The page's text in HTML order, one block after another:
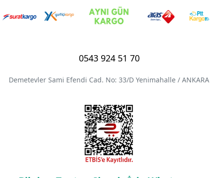
0543 924 51 70
Demetevler Sami Efendi Cad. No: 33/D Yenimahalle / ANKARA